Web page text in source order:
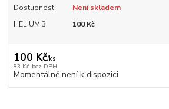
Dostupnost
Není skladem
HELIUM 3
100 Kč
100 Kč/ks
83 Kč bez DPH
Momentálně není k dispozici